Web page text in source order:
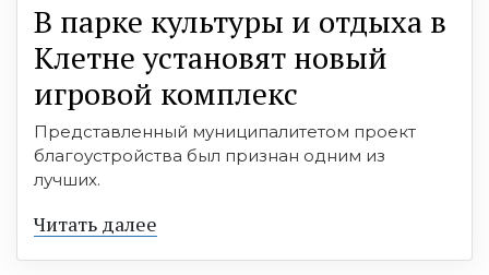
В парке культуры и отдыха в
Клетне установят новый
игровой комплекс
Представленный муниципалитетом проект
благоустройства был признан одним из
лучших.
Читать далее